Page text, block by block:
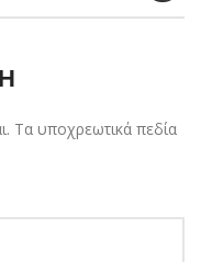
Τα υποχρεωτικά πεδία